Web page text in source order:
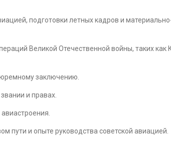
подготовки летных кадров и
Великой Отечественной войны, таких как
заключению.
и правах.
пути и опыте руководства советской авиацией.